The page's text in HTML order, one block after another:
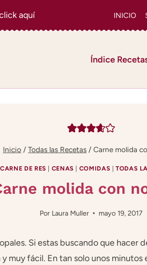
aquí INICIO
Índice
Inicio / Todas las Recetas / Carne molida
CARNE DE RES CENAS COMIDAS |TODAS
molida con
Por Laura Muller mayo 19, 2017
Si estas buscando que hacer
muy fácil. En tan solo unos minutos